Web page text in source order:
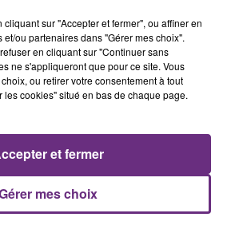
MAROON 5
What Lovers Do
7h58
7h58
sur "Accepter et fermer", ou affiner en
ou partenaires dans "Gérer mes choix".
en cliquant sur "Continuer sans
ne s'appliqueront que pour ce site. Vous
ou retirer votre consentement à tout
les cookies" situé en bas de chaque page.
mes choix
et fermer